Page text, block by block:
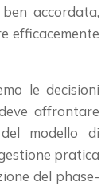
accordata,
efficacemente
le decisioni
affrontare
modello di
pratica
del phase-